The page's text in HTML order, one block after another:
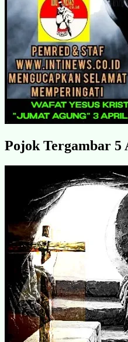
Pojok Tergambar 5